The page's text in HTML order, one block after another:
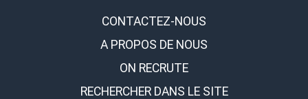
CONTACTEZ-NOUS
A PROPOS DE NOUS
ON RECRUTE
RECHERCHER DANS LE SITE